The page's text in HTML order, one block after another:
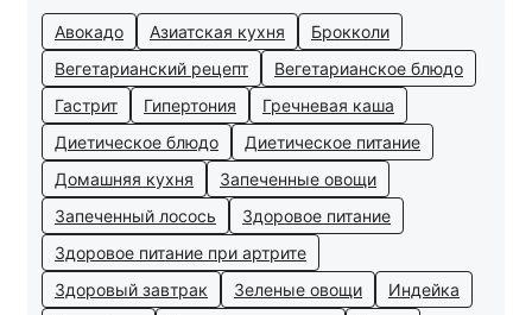
Авокадо Азиатская кухня
Брокколи
Вегетарианский рецепт
Вегетарианское блюдо
Гастрит
Гипертония
Гречневая каша
Диетическое блюдо
Диетическое питание
Домашняя кухня
Запеченные овощи
Запеченный лосось
Здоровое питание
Здоровое питание при артрите
Здоровый завтрак
Зеленые овощи
Индейка